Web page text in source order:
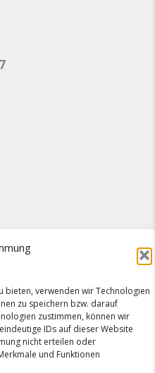
bieten, verwenden wir Technologien
zu speichern bzw. darauf
zustimmen, können wir
IDs auf dieser Website
nicht erteilen oder
und Funktionen